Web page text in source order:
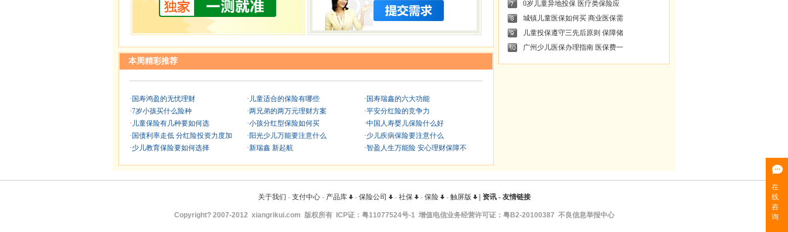
本周精彩推荐
· 国寿鸿盈的无忧理财
·7岁小孩买什么险种
· 儿童保险有几种要如何选
· 国债利率走低 分红险投资力度加
·少儿教育保险要如何选择
· 儿童适合的保险有哪些
·两兄弟的两万元理财方案
·小孩分红型保险如何买
·阳光少儿万能要注意什么
·新瑞鑫 新起航
· 国寿瑞鑫的六大功能
·平安分红险的竞争力
·中国人寿婴儿保险什么好
·少儿疾病保险要注意什么
·智盈人生万能险 安心理财保障不
0岁儿童异地投保 医疗类保险应
城镇儿童医保如何买 商业医保需
儿童投保遵守三先后原则 保障储
广州少儿医保办理指南 医保费一
关于我们 - 支付中心- 产品库 - 保险公司 - 社保 - 保险 - 触屏版 | 资讯- 友情链接
Copyright? 2007-2012 xiangrikui.com 版权所有 ICP证： 粤11077524号-1增值电信业务经营许可证：粤B2-20100387 不良信息举报中心